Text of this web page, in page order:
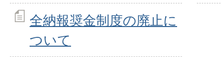
全納報奨金制度の廃止に
ついて